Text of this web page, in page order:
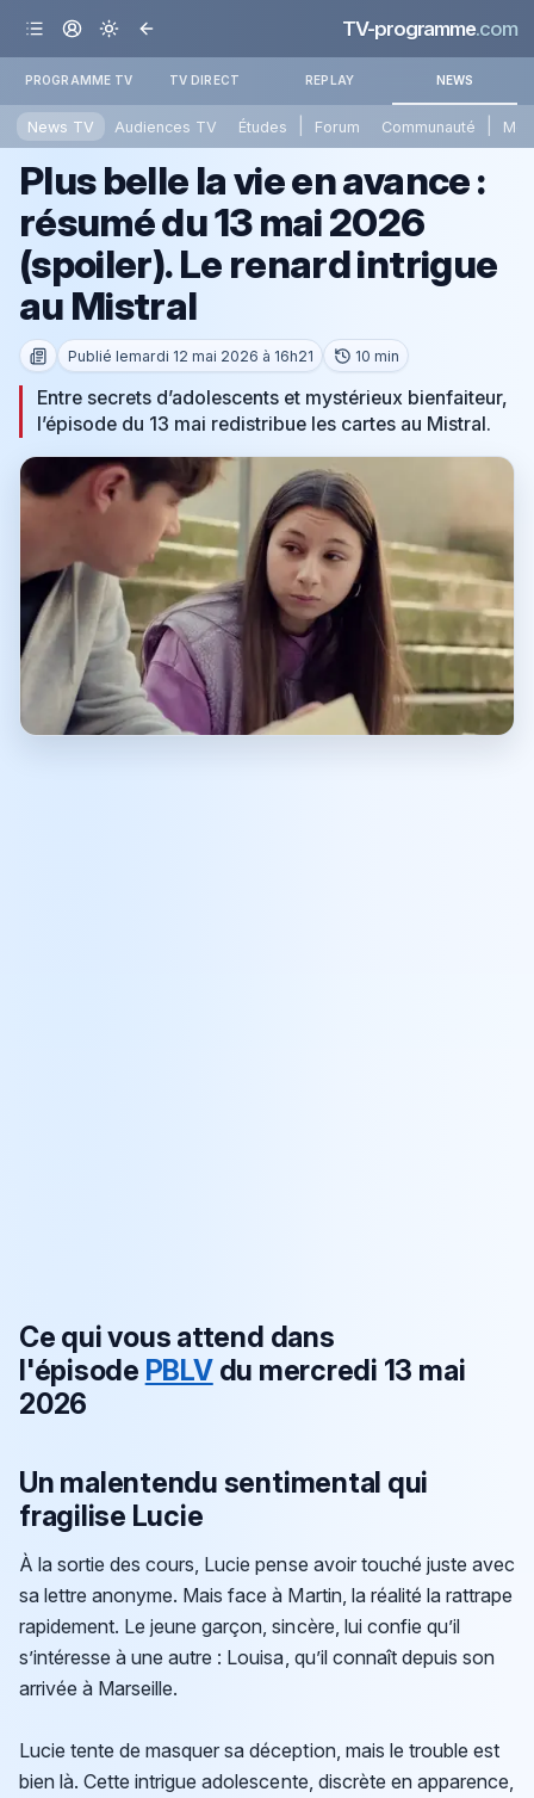
TV-programme.com
PROGRAMME TV TV DIRECT REPLAY NEWS
News TV Audiences TV Études Forum Communauté
Plus belle la vie en avance :
résumé du 13 mai 2026
(spoiler). Le renard intrigue
au Mistral
Publié lemardi 12 mai 2026 à 16h21 10 min
Entre secrets d’adolescents et mystérieux bienfaiteur,
l’épisode du 13 mai redistribue les cartes au Mistral.
Ce qui vous attend dans
l'épisode PBLVdu mercredi 13 mai
2026
Un malentendu sentimental qui
fragilise Lucie
À la sortie des cours, Lucie pense avoir touché juste avec
sa lettre anonyme. Mais face à Martin, la réalité la rattrape
rapidement. Le jeune garçon, sincère, lui confie qu’il
s’intéresse à une autre : Louisa, qu’il connaît depuis son
arrivée à Marseille.
Lucie tente de masquer sa déception, mais le trouble est
bien là. Cette intrigue adolescente, discrète en apparence,